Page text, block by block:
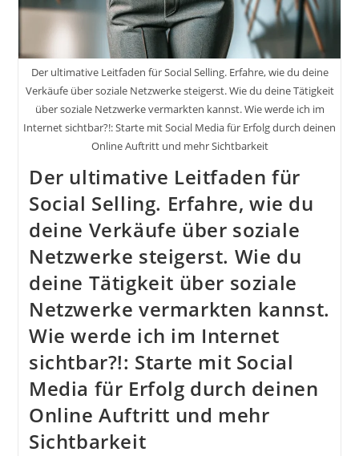
Der ultimative Leitfaden für Social Selling. Erfahre, wie du deine
Verkäufe über soziale Netzwerke steigerst. Wie du deine Tätigkeit
über soziale Netzwerke vermarkten kannst. Wie werde ich im
Internet sichtbar?!: Starte mit Social Media für Erfolg durch deinen
Online Auftritt und mehr Sichtbarkeit
Der ultimative Leitfaden für
Social Selling. Erfahre, wie du
deine Verkäufe über soziale
Netzwerke steigerst. Wie du
deine Tätigkeit über soziale
Netzwerke vermarkten kannst.
Wie werde ich im Internet
sichtbar?!: Starte mit Social
Media für Erfolg durch deinen
Online Auftritt und mehr
Sichtbarkeit